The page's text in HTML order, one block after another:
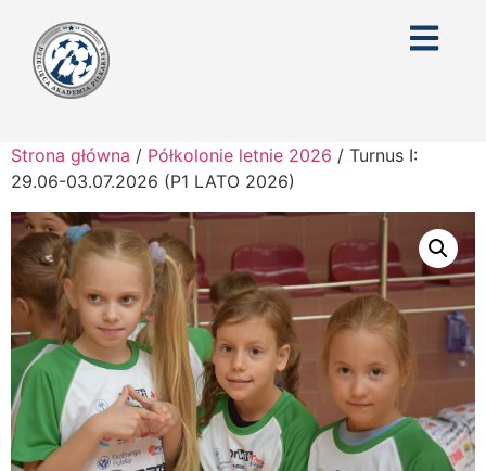
Strona główna / Półkolonie letnie 2026 / Turnus I:
29.06-03.07.2026 (P1 LATO 2026)